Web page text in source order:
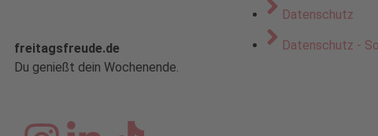
freitagsfreude.de
Du genießt dein Wochenende.
Datenschutz
Datenschutz -